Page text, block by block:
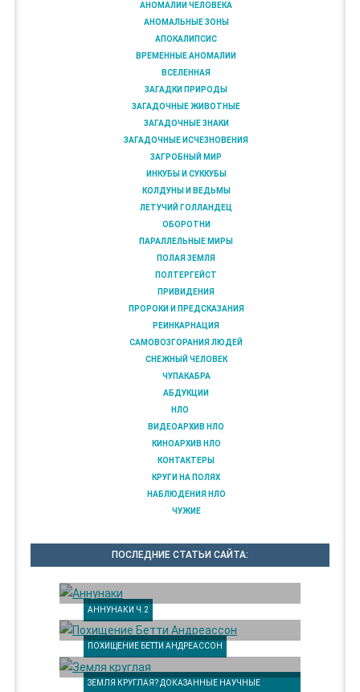
АНОМАЛИИ ЧЕЛОВЕКА
АНОМАЛЬНЫЕ ЗОНЫ
АПОКАЛИПСИС
ВРЕМЕННЫЕ АНОМАЛИИ
ВСЕЛЕННАЯ
ЗАГАДКИ ПРИРОДЫ
ЗАГАДОЧНЫЕ ЖИВОТНЫЕ
ЗАГАДОЧНЫЕ ЗНАКИ
ЗАГАДОЧНЫЕ ИСЧЕЗНОВЕНИЯ
ЗАГРОБНЫЙ МИР
ИНКУБЫ И СУККУБЫ
КОЛДУНЫ И ВЕДЬМЫ
ЛЕТУЧИЙ ГОЛЛАНДЕЦ
ОБОРОТНИ
ПАРАЛЛЕЛЬНЫЕ МИРЫ
ПОЛАЯ ЗЕМЛЯ
ПОЛТЕРГЕЙСТ
ПРИВИДЕНИЯ
ПРОРОКИ И ПРЕДСКАЗАНИЯ
РЕИНКАРНАЦИЯ
САМОВОЗГОРАНИЯ ЛЮДЕЙ
СНЕЖНЫЙ ЧЕЛОВЕК
ЧУПАКАБРА
АБДУКЦИИ
НЛО
ВИДЕОАРХИВ НЛО
КИНОАРХИВ НЛО
КОНТАКТЕРЫ
КРУГИ НА ПОЛЯХ
НАБЛЮДЕНИЯ НЛО
ЧУЖИЕ
ПОСЛЕДНИЕ СТАТЬИ САЙТА:
АННУНАКИ Ч.2
ПОХИЩЕНИЕ БЕТТИ АНДРЕАССОН
ЗЕМЛЯ КРУГЛАЯ? ДОКАЗАННЫЕ НАУЧНЫЕ